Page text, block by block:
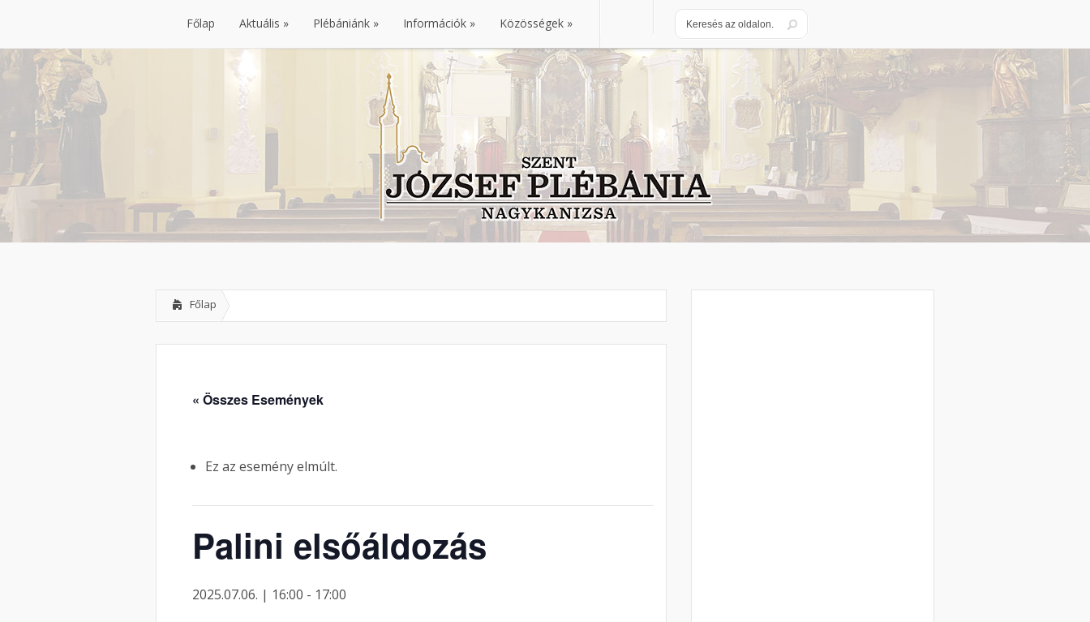
Főlap Aktuális Plébániánk Információk
Információk
Közösségek
Közösségek
Főlap
« Összes Események
Ez az esemény elmúlt.
Palini elsőáldozás
2025.07.06. | 16:00 - 17:00